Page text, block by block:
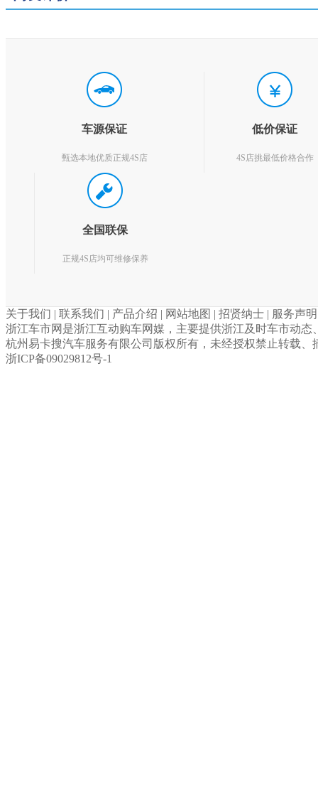
车源保证
甄选本地优质正规4S店
低价保证
4S店挑最低价格合作
全国联保
正规4S店均可维修保养
关于我们 | 联系我们 | 产品介绍 | 网站地图 | 招贤纳士 | 服务声明
浙江车市网是浙江互动购车网媒，主要提供浙江及时车市动态
杭州易卡搜汽车服务有限公司版权所有，未经授权禁止转载
浙ICP备09029812号-1